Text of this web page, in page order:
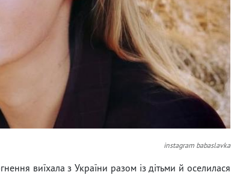
instagram babaslavka
виїхала з України разом із дітьми й оселилася